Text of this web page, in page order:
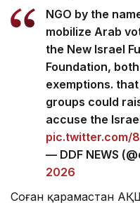
NGO by the
mobilize Arab
the New Israel
Foundation,
exemptions.
groups could
accuse the
pic.twitter.com/
— DDF NEWS
2026
Соған қарамастан